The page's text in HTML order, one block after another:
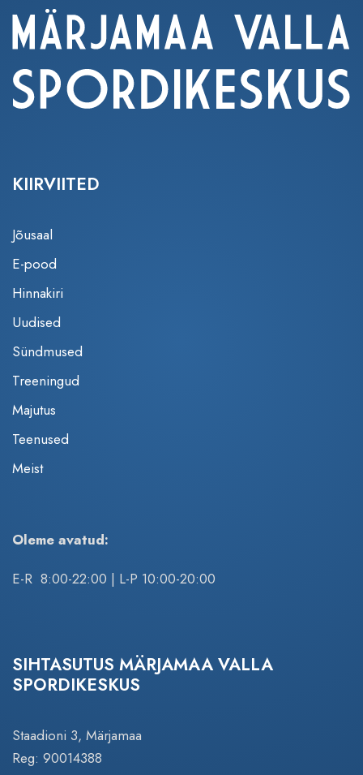
KIIRVIITED
Jõusaal
E-pood
Hinnakiri
Uudised
Sündmused
Treeningud
Majutus
Teenused
Meist
Oleme avatud:
E-R 8:00-22:00 | L-P 10:00-20:00
SIHTASUTUS MÄRJAMAA VALLA
SPORDIKESKUS
Staadioni 3, Märjamaa
Reg: 90014388